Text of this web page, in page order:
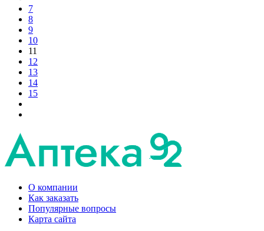
7
8
9
10
11
12
13
14
15
О компании
Как заказать
Популярные вопросы
Карта сайта